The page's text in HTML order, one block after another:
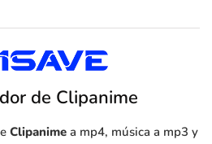
de Clipanime
Clipanime a mp4, música a mp3 y